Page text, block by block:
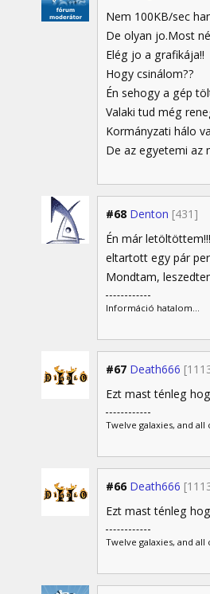
Nem 100KB/sec
De olyan jo.Most
Elég jo a grafikája!!
Hogy csinálom??
Én sehogy a gép
Valaki tud még
Kormányzati hálo
De az egyetemi az
#68 Denton [431]
Én már letöltöttem!!!
eltartott egy pár
Mondtam,
Információ hatalom...
#67 Death666
Ezt mast ténleg
Twelve galaxies, and all
#66 Death666
Ezt mast ténleg
Twelve galaxies, and all